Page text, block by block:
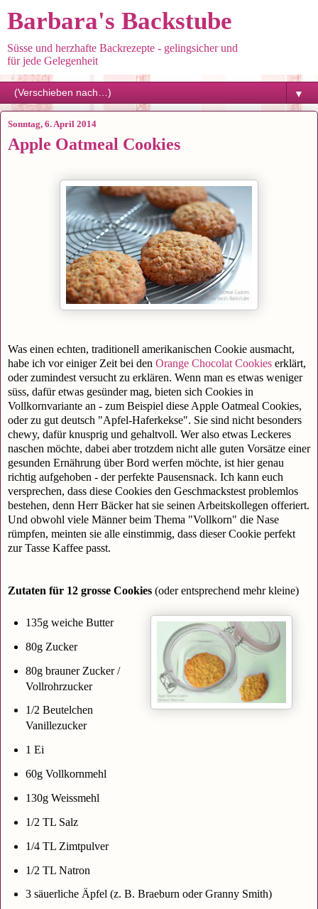
Barbara's Backstube
Süsse und herzhafte Backrezepte - gelingsicher und
für jede Gelegenheit
▼
Sonntag, 6. April 2014
Apple Oatmeal Cookies
Was einen echten, traditionell amerikanischen Cookie ausmacht,
habe ich vor einiger Zeit bei den Orange Chocolat Cookies erklärt,
oder zumindest versucht zu erklären. Wenn man es etwas weniger
süss, dafür etwas gesünder mag, bieten sich Cookies in
Vollkornvariante an - zum Beispiel diese Apple Oatmeal Cookies,
oder zu gut deutsch "Apfel-Haferkekse". Sie sind nicht besonders
chewy, dafür knusprig und gehaltvoll. Wer also etwas Leckeres
naschen möchte, dabei aber trotzdem nicht alle guten Vorsätze einer
gesunden Ernährung über Bord werfen möchte, ist hier genau
richtig aufgehoben - der perfekte Pausensnack. Ich kann euch
versprechen, dass diese Cookies den Geschmackstest problemlos
bestehen, denn Herr Bäcker hat sie seinen Arbeitskollegen offeriert.
Und obwohl viele Männer beim Thema "Vollkorn" die Nase
rümpfen, meinten sie alle einstimmig, dass dieser Cookie perfekt
zur Tasse Kaffee passt.
Zutaten für 12 grosse Cookies (oder entsprechend mehr kleine)
135g weiche Butter
80g Zucker
80g brauner Zucker /
Vollrohrzucker
1/2 Beutelchen
Vanillezucker
1 Ei
60g Vollkornmehl
130g Weissmehl
1/2 TL Salz
1/4 TL Zimtpulver
1/2 TL Natron
3 säuerliche Äpfel (z. B. Braeburn oder Granny Smith)